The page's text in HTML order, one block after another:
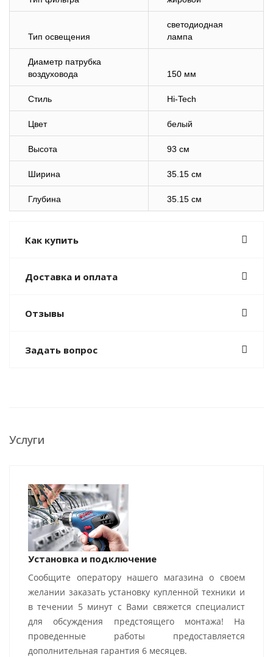
Тип освещения
светодиодная
лампа
Диаметр патрубка
воздуховода
150 мм
Стиль Hi-Tech
Цвет белый
Высота 93 см
Ширина 35.15 см
Глубина 35.15 см
Как купить
Доставка и оплата
Отзывы
Задать вопрос
Услуги
Установка и подключение
Сообщите оператору нашего магазина о своем
желании заказать установку купленной техники и
в течении 5 минут с Вами свяжется специалист
для обсуждения предстоящего монтажа! На
проведенные работы предоставляется
дополнительная гарантия 6 месяцев.